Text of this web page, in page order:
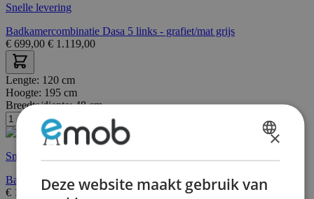
Snelle levering
Badkamercombinatie Dasa 5 links - grafiet/mat grijs
€ 699,00 € 1.119,00
Lengte: 120 cm
Hoogte: 195 cm
Breedte/diepte:48 cm
Snelle levering
Badkamercombinatie Luna 2-delig 120cm - grafiet/eik
€ 1.099,00 €1.895,00
×
Deze website maakt gebruik van